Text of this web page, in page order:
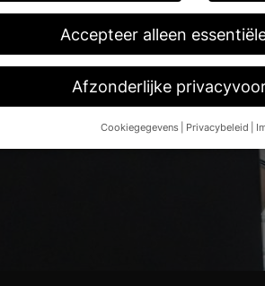
Accepteer alleen
Afzonderlijke
Cookiegegevens Privacybeleid
jaar en toestemming wilt geven voor
andere technologieën op onze website.
IP-adressen), bijvoorbeeld voor
Meer informatie over het gebruik van